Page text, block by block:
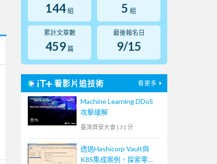
144組 5 組
累計文章數
459 篇
最後報名日
9/15
看影片追技術 看更多
Machine Learning DDoS
攻擊緩解
臺灣資安大會 | 31 分
透過Hashicorp Vault與
K8S集成案例，探索零信